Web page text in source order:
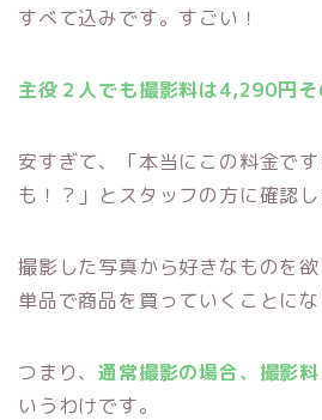
すべて込みです。すごい！
主役２人でも撮影料は4,290円そ
安すぎて、「本当にこの料金で
も！？」とスタッフの方に確認し
撮影した写真から好きなものを欲
単品で商品を買っていくことにな
つまり、通常撮影の場合、撮影
いうわけです。